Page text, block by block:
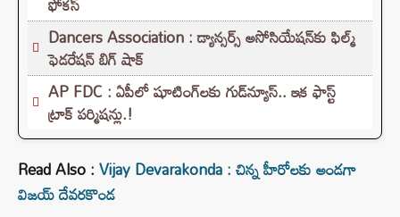
Dancers Association : డ్యాన్సర్స్ అసోసియేషన్‌కు ఫిల్మ్
ఫెడరేషన్ బిగ్ షాక్
AP FDC : ఏపీలో షూటింగ్‌లకు గుడ్‌న్యూస్.. ఇక ఫాస్ట్
ట్రాక్ పర్మిషన్లు.!
Read Also :Vijay Devarakonda : చిన్న హీరోలకు అండగా
విజయ్ దేవరకొండ